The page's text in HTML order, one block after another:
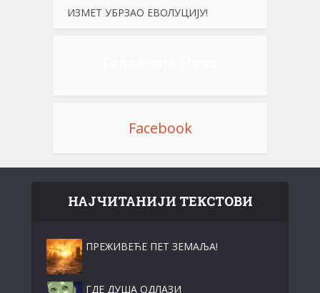
ИЗМЕТ УБРЗАО ЕВОЛУЦИЈУ!
Facebook
НАЈЧИТАНИЈИ ТЕКСТОВИ
ПРЕЖИВЕЋЕ ПЕТ ЗЕМАЉА!
ГДЕ ДУША ОДЛАЗИ